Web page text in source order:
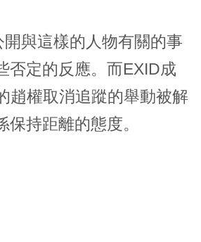
開與這樣的人物有關的事
否定的反應。而EXID成
趙權取消追蹤的舉動被解
持距離的態度。